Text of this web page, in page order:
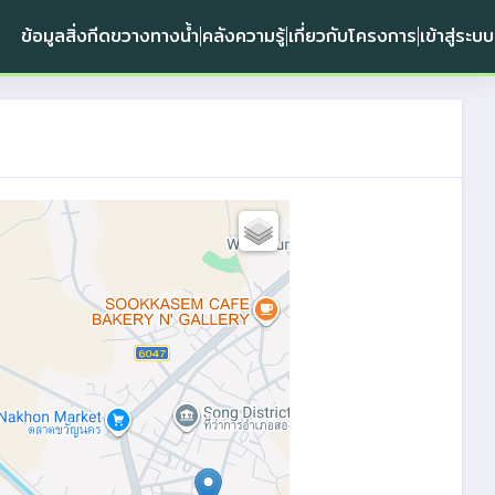
ข้อมูลสิ่งกีดขวางทางน้ำ คลังความรู้เกี่ยวกับโครงการ เข้าสู่ระบบ